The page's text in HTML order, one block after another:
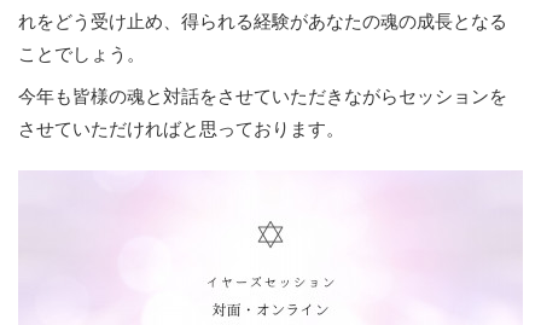
れをどう受け止め、得られる経験があなたの魂の成長となる
ことでしょう。
今年も皆様の魂と対話をさせていただきながらセッションを
させていただければと思っております。